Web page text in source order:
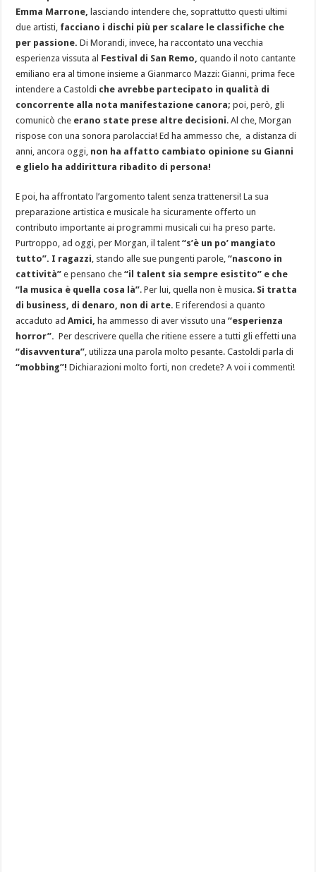
Emma Marrone, lasciando intendere che, soprattutto questi ultimi
due artisti, facciano i dischi più per scalare le classifiche che
per passione. Di Morandi, invece, ha raccontato una vecchia
esperienza vissuta al Festival di San Remo, quando il noto cantante
emiliano era al timone insieme a Gianmarco Mazzi: Gianni, prima fece
intendere a Castoldi che avrebbe partecipato in qualità di
concorrente alla nota manifestazione canora; poi, però, gli
comunicò che erano state prese altre decisioni. Al che, Morgan
rispose con una sonora parolaccia! Ed ha ammesso che, a distanza di
anni, ancora oggi, non ha affatto cambiato opinione su Gianni
e glielo ha addirittura ribadito di persona!
E poi, ha affrontato l’argomento talent senza trattenersi! La sua
preparazione artistica e musicale ha sicuramente offerto un
contributo importante ai programmi musicali cui ha preso parte.
Purtroppo, ad oggi, per Morgan, il talent“s’è un po’ mangiato
tutto”. I ragazzi, stando alle sue pungenti parole,“nascono in
cattività” e pensano che“il talent sia sempre esistito” e che
“la musica è quella cosa là”. Per lui, quella non è musica. Si tratta
di business, di denaro, non di arte. E riferendosi a quanto
accaduto adAmici, ha ammesso di aver vissuto una“esperienza
horror”. Per descrivere quella che ritiene essere a tutti gli effetti una
“disavventura”, utilizza una parola molto pesante. Castoldi parla di
“mobbing”! Dichiarazioni molto forti, non credete? A voi i commenti!